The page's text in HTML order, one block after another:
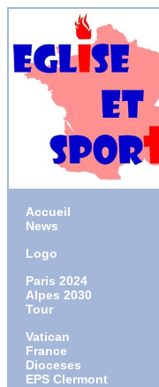
Accueil
News
Logo
Paris 2024
Alpes 2030
Tour
Vatican
France
Dioceses
EPS Clermont